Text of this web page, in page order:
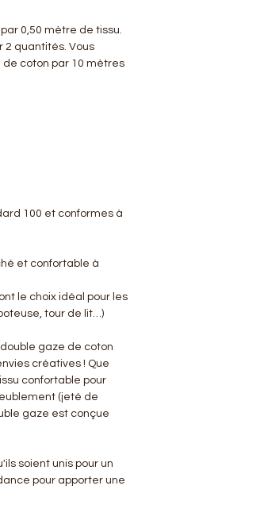
0,50 mètre de tissu.
2 quantités. Vous
coton par 10 mètres
100 et conformes à
et confortable à
le choix idéal pour les
tour de lit…)
gaze de coton
créatives ! Que
confortable pour
(jeté de
gaze est conçue
soient unis pour un
pour apporter une